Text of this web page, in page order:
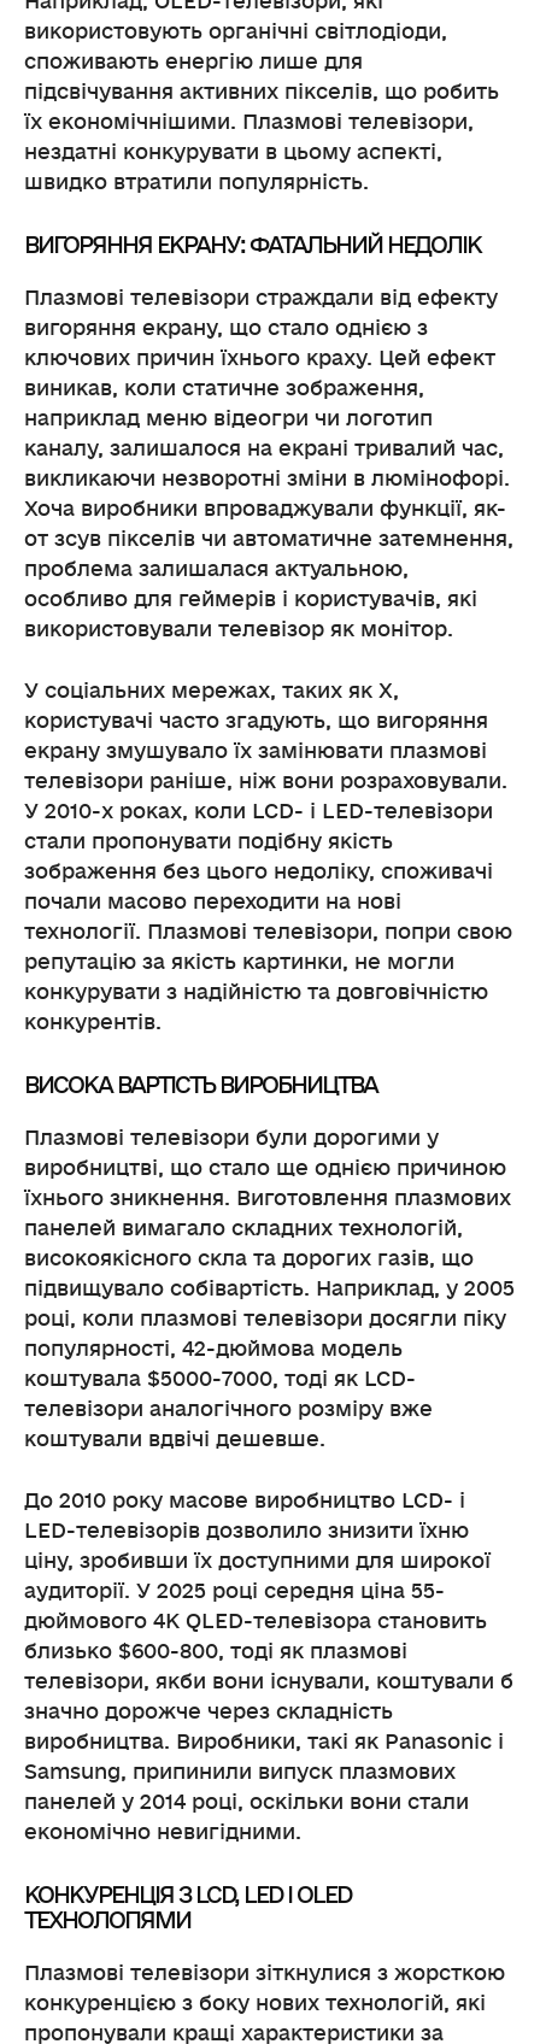
використовують органічні світлодіоди,
споживають енергію лише для
підсвічування активних пікселів, що робить
їх економічнішими. Плазмові телевізори,
нездатні конкурувати в цьому аспекті,
швидко втратили популярність.
ВИГОРЯННЯ ЕКРАНУ: ФАТАЛЬНИЙ НЕДОЛІК
Плазмові телевізори страждали від ефекту
вигоряння екрану, що стало однією з
ключових причин їхнього краху. Цей ефект
виникав, коли статичне зображення,
наприклад меню відеогри чи логотип
каналу, залишалося на екрані тривалий час,
викликаючи незворотні зміни в люмінофорі.
Хоча виробники впроваджували функції, як-
от зсув пікселів чи автоматичне затемнення,
проблема залишалася актуальною,
особливо для геймерів і користувачів, які
використовували телевізор як монітор.
У соціальних мережах, таких як X,
користувачі часто згадують, що вигоряння
екрану змушувало їх замінювати плазмові
телевізори раніше, ніж вони розраховували.
У 2010-х роках, коли LCD- і LED-телевізори
стали пропонувати подібну якість
зображення без цього недоліку, споживачі
почали масово переходити на нові
технології. Плазмові телевізори, попри свою
репутацію за якість картинки, не могли
конкурувати з надійністю та довговічністю
конкурентів.
ВИСОКА ВАРТІСТЬ ВИРОБНИЦТВА
Плазмові телевізори були дорогими у
виробництві, що стало ще однією причиною
їхнього зникнення. Виготовлення плазмових
панелей вимагало складних технологій,
високоякісного скла та дорогих газів, що
підвищувало собівартість. Наприклад, у 2005
році, коли плазмові телевізори досягли піку
популярності, 42-дюймова модель
коштувала $5000-7000, тоді як LCD-
телевізори аналогічного розміру вже
коштували вдвічі дешевше.
До 2010 року масове виробництво LCD- і
LED-телевізорів дозволило знизити їхню
ціну, зробивши їх доступними для широкої
аудиторії. У 2025 році середня ціна 55-
дюймового 4K QLED-телевізора становить
близько $600-800, тоді як плазмові
телевізори, якби вони існували, коштували б
значно дорожче через складність
виробництва. Виробники, такі як Panasonic і
Samsung, припинили випуск плазмових
панелей у 2014 році, оскільки вони стали
економічно невигідними.
КОНКУРЕНЦІЯ З LCD, LED І OLED
ТЕХНОЛОГІЯМИ
Плазмові телевізори зіткнулися з жорсткою
конкуренцією з боку нових технологій, які
пропонували кращі характеристики за